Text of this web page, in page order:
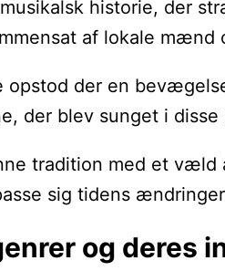
historie, der
af lokale
opstod der en
der blev sunget i
tradition med et væld
sig tidens
og deres